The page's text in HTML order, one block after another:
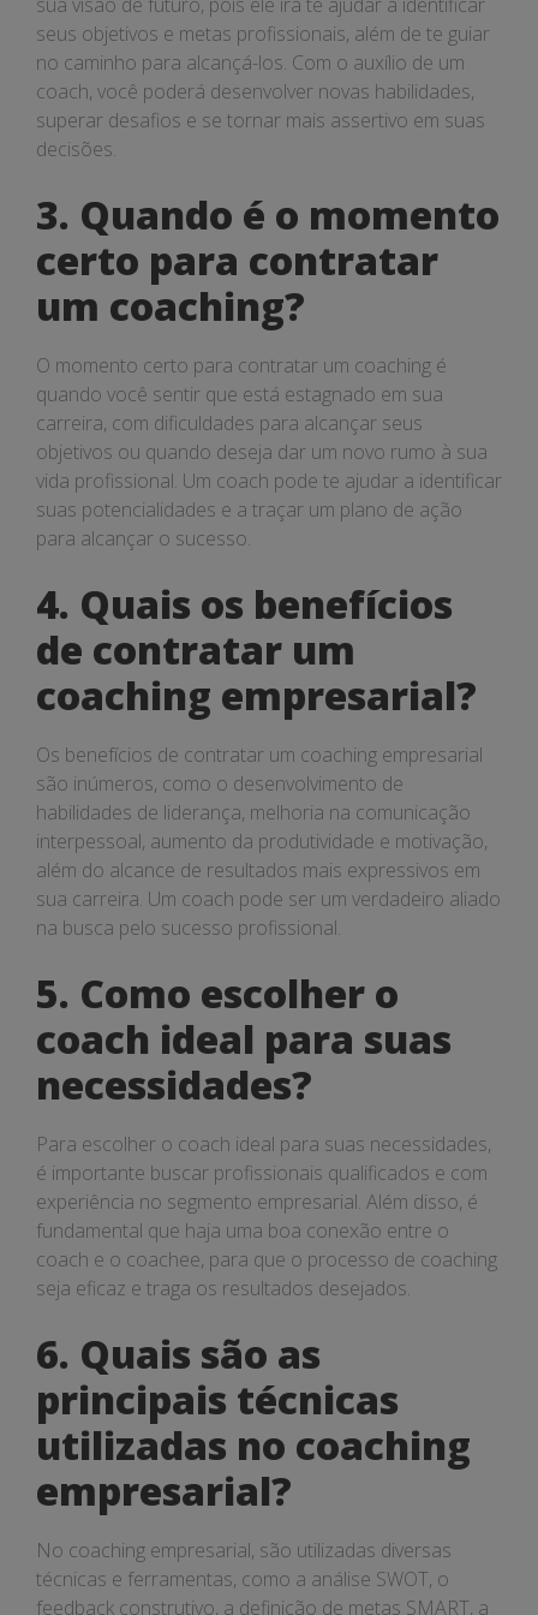
seus objetivos e metas profissionais, além de te guiar
no caminho para alcançá-los. Com o auxílio de um
coach, você poderá desenvolver novas habilidades,
superar desafios e se tornar mais assertivo em suas
decisões.
3. Quando é o momento
certo para contratar
um coaching?
O momento certo para contratar um coaching é
quando você sentir que está estagnado em sua
carreira, com dificuldades para alcançar seus
objetivos ou quando deseja dar um novo rumo à sua
vida profissional. Um coach pode te ajudar a identificar
suas potencialidades e a traçar um plano de ação
para alcançar o sucesso.
4. Quais os benefícios
de contratar um
coaching empresarial?
Os benefícios de contratar um coaching empresarial
são inúmeros, como o desenvolvimento de
habilidades de liderança, melhoria na comunicação
interpessoal, aumento da produtividade e motivação,
além do alcance de resultados mais expressivos em
sua carreira. Um coach pode ser um verdadeiro aliado
na busca pelo sucesso profissional.
5. Como escolher o
coach ideal para suas
necessidades?
Para escolher o coach ideal para suas necessidades,
é importante buscar profissionais qualificados e com
experiência no segmento empresarial. Além disso, é
fundamental que haja uma boa conexão entre o
coach e o coachee, para que o processo de coaching
seja eficaz e traga os resultados desejados.
6. Quais são as
principais técnicas
utilizadas no coaching
empresarial?
No coaching empresarial, são utilizadas diversas
técnicas e ferramentas, como a análise SWOT, o
feedback construtivo, a definição de metas SMART, a